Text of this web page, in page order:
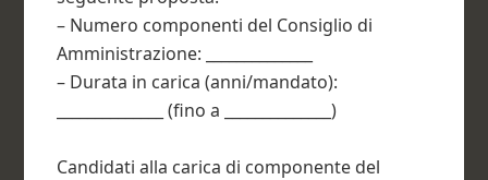
– Numero componenti del Consiglio di
Amministrazione: ______________
– Durata in carica (anni/mandato):
______________ (fino a ______________)
Candidati alla carica di componente del